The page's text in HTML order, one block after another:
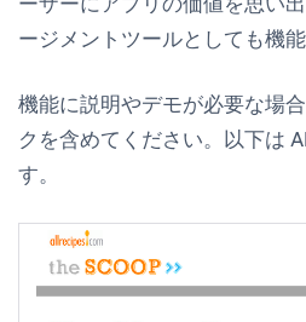
ージメントツールとしても機能
機能に説明やデモが必要な場
クを含めてください。以下は
す。